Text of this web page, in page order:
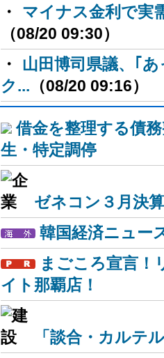
・
マイナス金利で実
（08/20 09:30）
・
山田博司県議、｢
ク... （08/20 09:16）
借金を整理する債
生・特定調停
ゼネコン３月決
韓国経済ニュー
まごころ宣言！
イト那覇店！
「談合・カルテ